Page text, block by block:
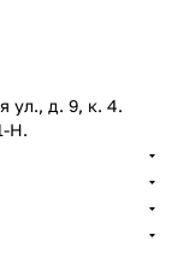
ул., д. 9, к. 4.
Н.